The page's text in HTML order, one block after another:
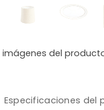
imágenes del
Especificaciones del